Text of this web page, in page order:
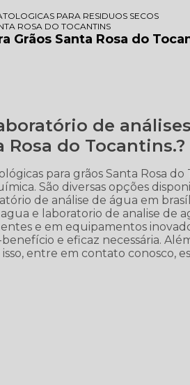
PARA RESIDUOS SECOS
ROSA DO TOCANTINS
Grãos Santa Rosa do
de análises
do Tocantins.?
para grãos Santa Rosa do
São diversas opções
de análise de água em
e laboratorio de analise de
e em equipamentos
e eficaz necessária.
entre em contato conosco,